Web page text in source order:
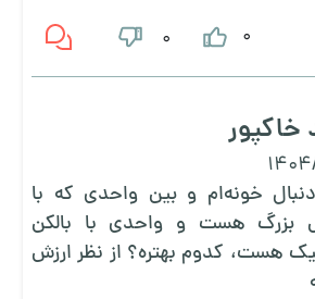
0
0
خونه‌ام و بین واحدی که با
بزرگ هست و واحدی با بالکن
هست، کدوم بهتره؟ از نظر ارزش